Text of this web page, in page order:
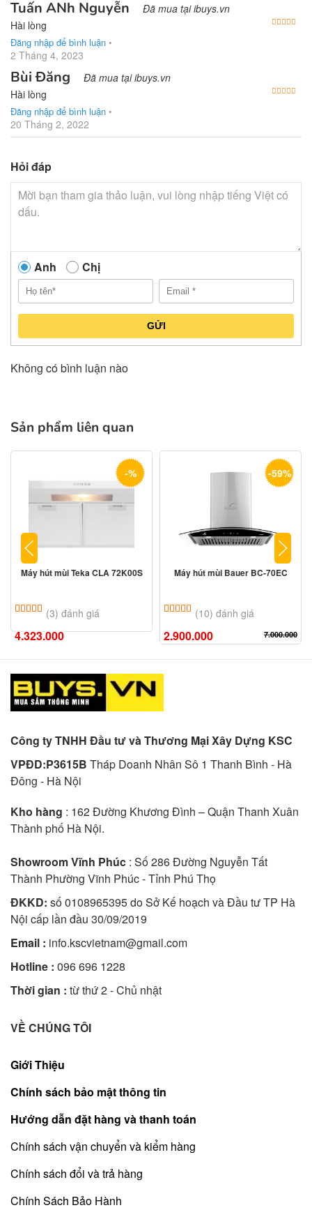
Tuấn ANh Nguyễn Đã mua tại ibuys.vn
Hài lòng
Đăng nhập để bình luận •
2 Tháng 4, 2023
Bùi Đăng Đã mua tại ibuys.vn
Hài lòng
Đăng nhập để bình luận •
20 Tháng 2, 2022
Hỏi đáp
Anh Chị
GỬI
Không có bình luận nào
Sản phẩm liên quan
-%
Máy hút mùi Teka CLA 72K00S
5.00 trên 5 dựa trên
(3) đánh giá
4.323.000
-59%
Máy hút mùi Bauer BC-70EC
5.00trên 5 dựa trên
10(10) đánh giá
2.900.000 7.000.000
Công ty TNHH Đầu tư và Thương Mại Xây Dựng KSC
VPĐD:P3615B Tháp Doanh Nhân Sô 1 Thanh Bình - Hà
Đông - Hà Nội
Kho hàng : 162 Đường Khương Đình – Quận Thanh Xuân
Thành phố Hà Nội.
Showroom Vĩnh Phúc : Số 286 Đường Nguyễn Tất
Thành Phường Vĩnh Phúc - Tỉnh Phú Thọ
ĐKKD: số 0108965395 do Sở Kế hoạch và Đầu tư TP Hà
Nội cấp lần đầu 30/09/2019
Email : info.kscvietnam@gmail.com
Hotline : 096 696 1228
Thời gian : từ thứ 2 - Chủ nhật
VỀ CHÚNG TÔI
Giới Thiệu
Chính sách bảo mật thông tin
Hướng dẫn đặt hàng và thanh toán
Chính sách vận chuyển và kiểm hàng
Chính sách đổi và trả hàng
Chính Sách Bảo Hành